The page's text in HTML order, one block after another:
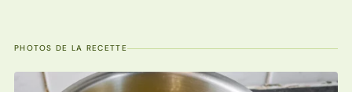
PHOTOS DE LA RECETTE